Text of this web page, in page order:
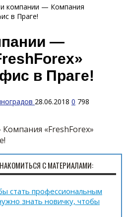
компании — Компания
в Праге!
—
в Праге!
28.06.2018 0 798
С МАТЕРИАЛАМИ:
стать профессиональным
знать новичку, чтобы